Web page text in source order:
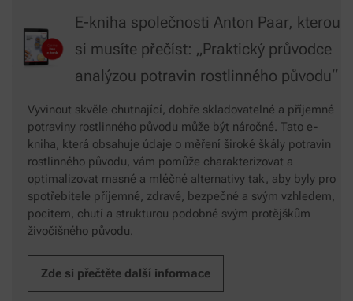
E-kniha společnosti Anton Paar, kterou
si musíte přečíst: „Praktický průvodce
analýzou potravin rostlinného původu“
Vyvinout skvěle chutnající, dobře skladovatelné a příjemné
potraviny rostlinného původu může být náročné. Tato e-
kniha, která obsahuje údaje o měření široké škály potravin
rostlinného původu, vám pomůže charakterizovat a
optimalizovat masné a mléčné alternativy tak, aby byly pro
spotřebitele příjemné, zdravé, bezpečné a svým vzhledem,
pocitem, chutí a strukturou podobné svým protějškům
živočišného původu.
Zde si přečtěte další informace